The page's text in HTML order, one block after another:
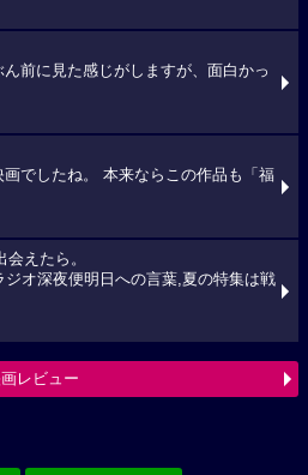
前に見た感じがしますが、面白かっ
画でしたね。 本来ならこの作品も「福
えたら。
ジオ深夜便明日への言葉,夏の特集は戦
レビュー